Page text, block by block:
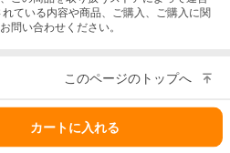
ている内容や商品、ご購入 、ご購入に関
問い合わせください。
このページのトップへ
カートに入れる